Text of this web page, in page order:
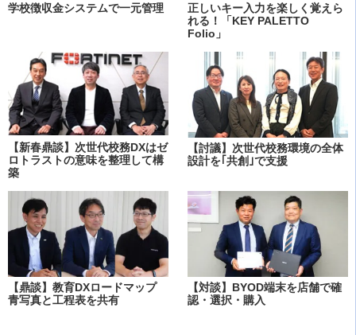
学校徴収金システムで一元管理
正しいキー入力を楽しく覚えら
れる！「KEY PALETTO
Folio」
【新春鼎談】次世代校務DXはゼ
ロトラストの意味を整理して構
築
【討議】次世代校務環境の全体
設計を｢共創｣で支援
【鼎談】教育DXロードマップ
青写真と工程表を共有
【対談】BYOD端末を店舗で確
認・選択・購入